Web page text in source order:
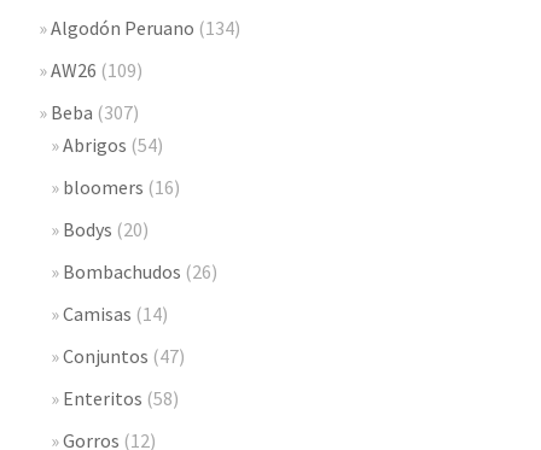
Algodón Peruano (134)
AW26 (109)
Beba (307)
Abrigos (54)
bloomers (16)
Bodys (20)
Bombachudos (26)
Camisas (14)
Conjuntos (47)
Enteritos (58)
Gorros (12)